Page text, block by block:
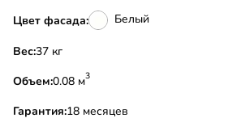
Цвет фасада: Белый
Вес:
37 кг
Объем:
0.08 м3
Гарантия:18 месяцев